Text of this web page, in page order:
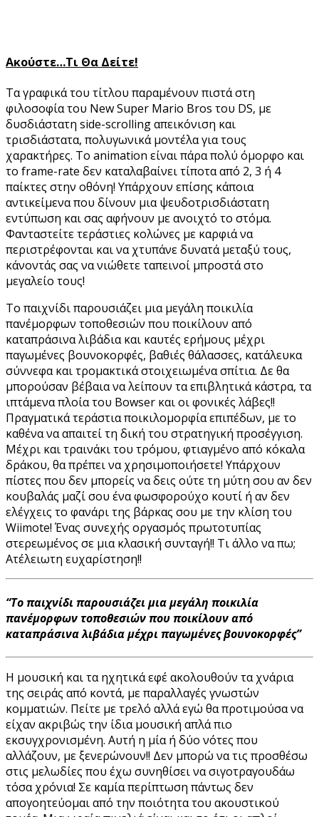
Ακούστε…Τι Θα Δείτε!
Τα γραφικά του τίτλου παραμένουν πιστά στη
φιλοσοφία του New Super Mario Bros του DS, με
δυσδιάστατη side-scrolling απεικόνιση και
τρισδιάστατα, πολυγωνικά μοντέλα για τους
χαρακτήρες. Το animation είναι πάρα πολύ όμορφο και
το frame-rate δεν καταλαβαίνει τίποτα από 2, 3 ή 4
παίκτες στην οθόνη! Υπάρχουν επίσης κάποια
αντικείμενα που δίνουν μια ψευδοτρισδιάστατη
εντύπωση και σας αφήνουν με ανοιχτό το στόμα.
Φανταστείτε τεράστιες κολώνες με καρφιά να
περιστρέφονται και να χτυπάνε δυνατά μεταξύ τους,
κάνοντάς σας να νιώθετε ταπεινοί μπροστά στο
μεγαλείο τους!
Το παιχνίδι παρουσιάζει μια μεγάλη ποικιλία
πανέμορφων τοποθεσιών που ποικίλουν από
καταπράσινα λιβάδια και καυτές ερήμους μέχρι
παγωμένες βουνοκορφές, βαθιές θάλασσες, κατάλευκα
σύννεφα και τρομακτικά στοιχειωμένα σπίτια. Δε θα
μπορούσαν βέβαια να λείπουν τα επιβλητικά κάστρα, τα
ιπτάμενα πλοία του Bowser και οι φονικές λάβες!!
Πραγματικά τεράστια ποικιλομορφία επιπέδων, με το
καθένα να απαιτεί τη δική του στρατηγική προσέγγιση.
Μέχρι και τραινάκι του τρόμου, φτιαγμένο από κόκαλα
δράκου, θα πρέπει να χρησιμοποιήσετε! Υπάρχουν
πίστες που δεν μπορείς να δεις ούτε τη μύτη σου αν δεν
κουβαλάς μαζί σου ένα φωσφορούχο κουτί ή αν δεν
ελέγχεις το φανάρι της βάρκας σου με την κλίση του
Wiimote! Ένας συνεχής οργασμός πρωτοτυπίας
στερεωμένος σε μια κλασική συνταγή!! Τι άλλο να πω;
Ατέλειωτη ευχαρίστηση!!
“Το παιχνίδι παρουσιάζει μια μεγάλη ποικιλία
πανέμορφων τοποθεσιών που ποικίλουν από
καταπράσινα λιβάδια μέχρι παγωμένες βουνοκορφές”
Η μουσική και τα ηχητικά εφέ ακολουθούν τα χνάρια
της σειράς από κοντά, με παραλλαγές γνωστών
κομματιών. Πείτε με τρελό αλλά εγώ θα προτιμούσα να
είχαν ακριβώς την ίδια μουσική απλά πιο
εκσυγχρονισμένη. Αυτή η μία ή δύο νότες που
αλλάζουν, με ξενερώνουν!! Δεν μπορώ να τις προσθέσω
στις μελωδίες που έχω συνηθίσει να σιγοτραγουδάω
τόσα χρόνια! Σε καμία περίπτωση πάντως δεν
απογοητεύομαι από την ποιότητα του ακουστικού